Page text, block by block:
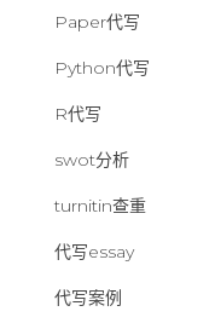
Paper代写
Python代写
R代写
swot分析
turnitin查重
代写essay
代写案例